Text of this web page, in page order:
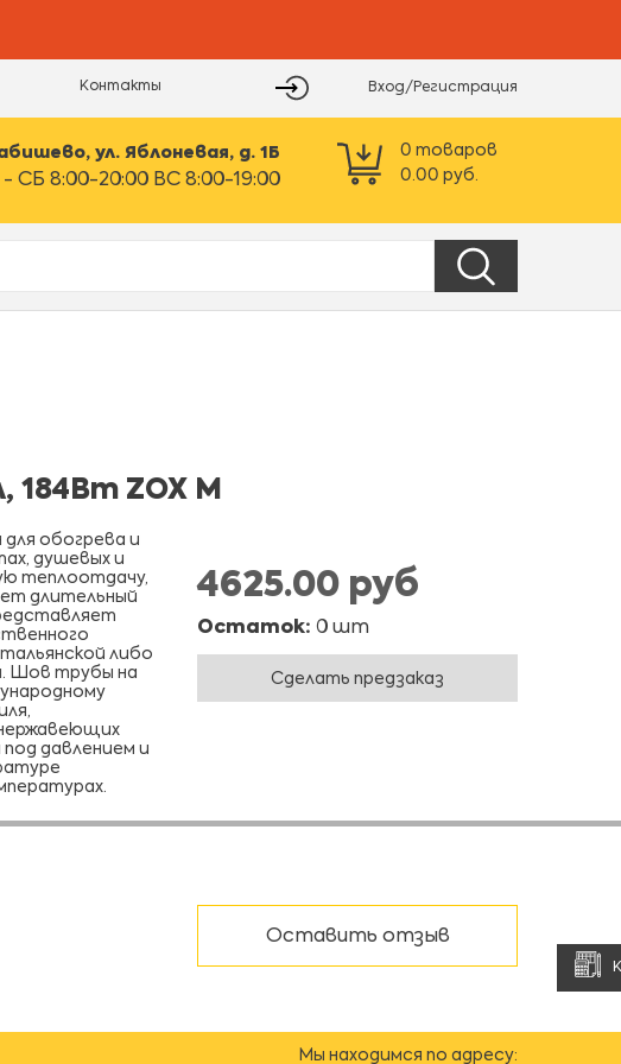
Контакты Вход/Регистрация
ул. Яблоневая, д. 1Б
СБ 8:00-20:00 ВС 8:00-19:00
0 товаров
0.00 руб.
184Вт ZOX М
обогрева и
душевых и
теплоотдачу,
длительный
либо
Шов трубы на
давлением и
4625.00 руб
Остаток: 0 шт
Сделать предзаказ
Оставить отзыв
Мы находимся по адресу: